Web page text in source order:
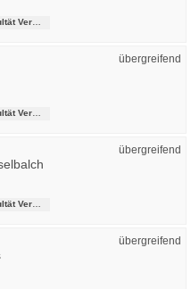
übergreifend
übergreifend
übergreifend